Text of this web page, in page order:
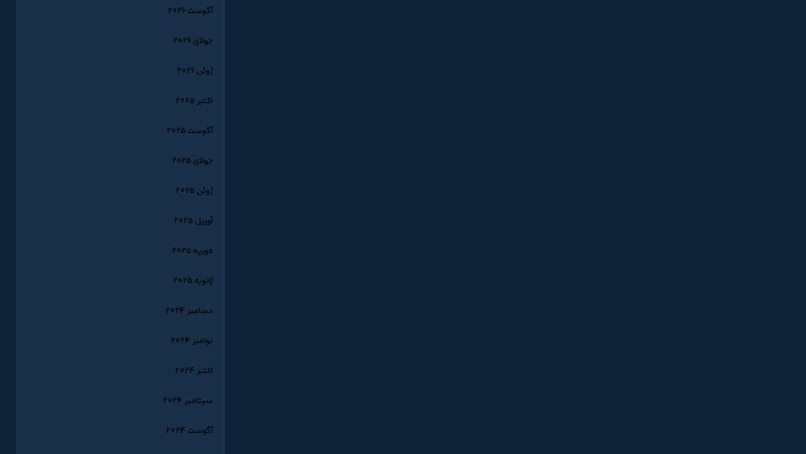
آگوست 2026
جولای 2026
ژوئن 2026
اکتبر 2025
آگوست 2025
جولای 2025
ژوئن 2025
آوریل 2025
فوریه 2025
ژانویه 2025
دسامبر 2024
نوامبر 2024
اکتبر 2024
سپتامبر 2024
آگوست 2024